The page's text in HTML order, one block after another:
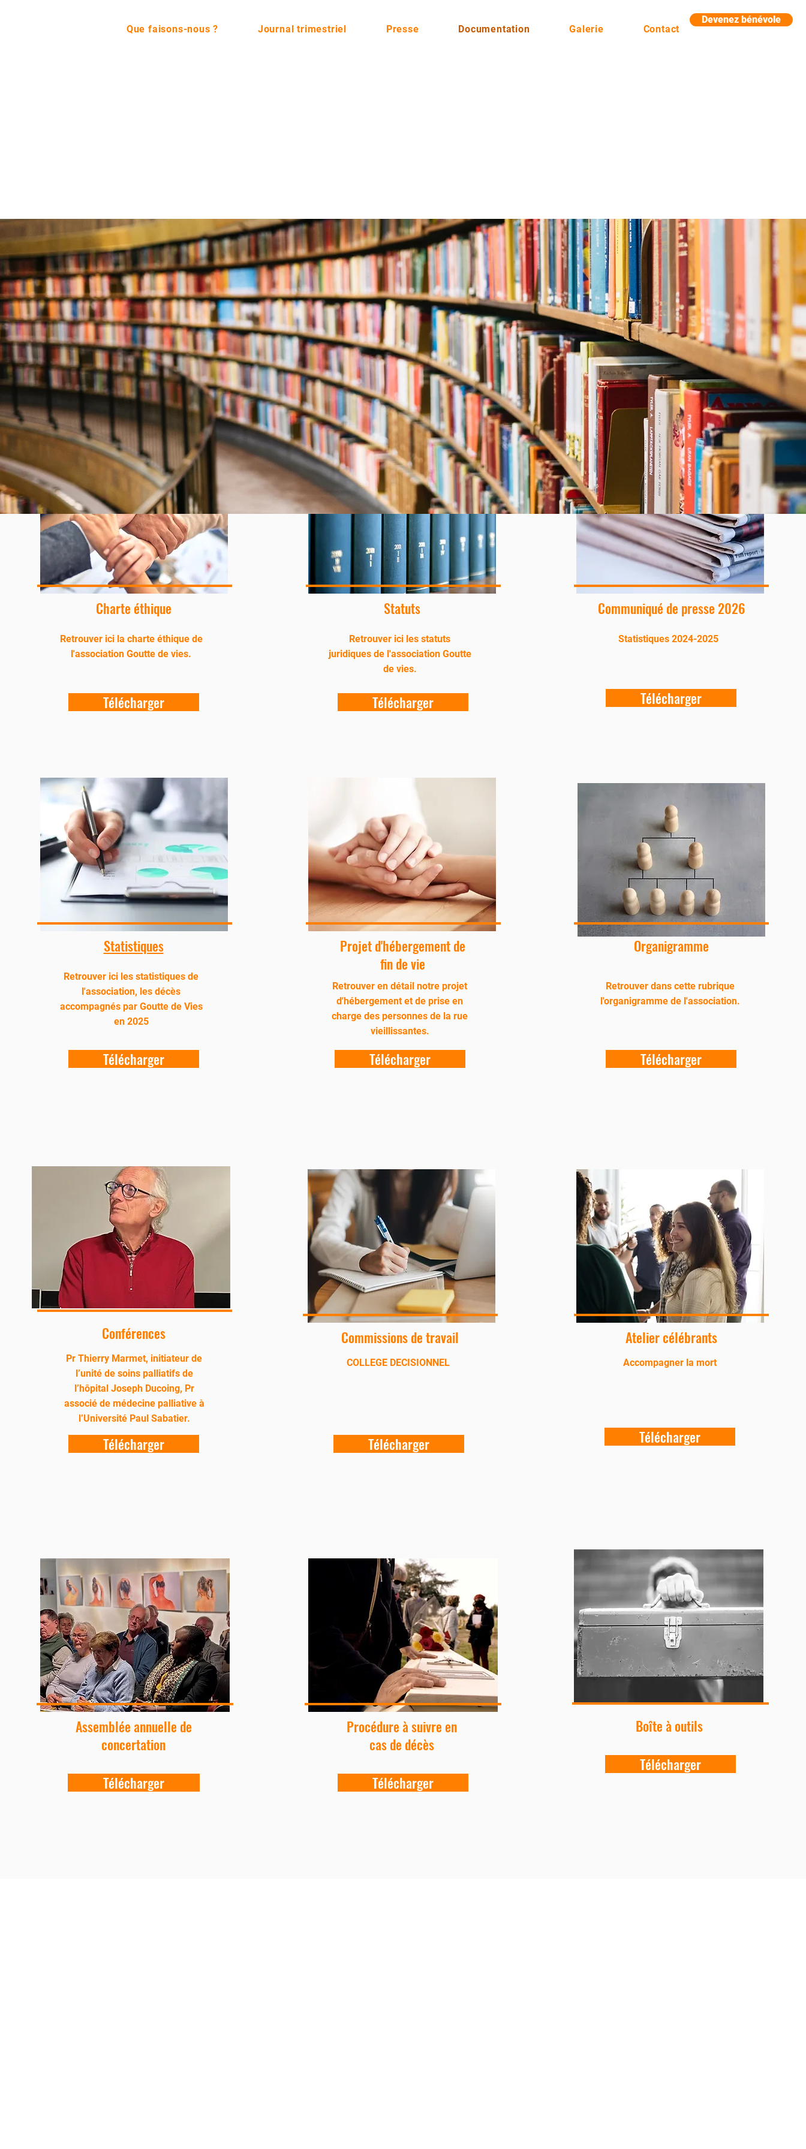
Devenez bénévole
Que faisons-nous ?
Journal trimestriel Presse Documentation Galerie Contact
Notre documentation
Nous mettons à votre disposition ici tous les documents relatifs à notre association en libre accès.
Charte éthique
Retrouver ici la charte éthique de
l'association Goutte de vies.
Télécharger
Statuts
Retrouver ici les statuts
juridiques de l'association Goutte
de vies.
Télécharger
Communiqué de presse 2026
Statistiques 2024-2025
Télécharger
Statistiques
Retrouver ici les statistiques de
l'association, ​les décès
accompagnés par Goutte de Vies
en 2025
Télécharger
Projet d'hébergement de
fin de vie
Retrouver en détail notre projet
d'hébergement et de prise en
charge des personnes de la rue
vieillissantes.
Télécharger
Organigramme
Retrouver dans cette rubrique
l'organigramme de l'association.
Télécharger
Conférences
Pr Thierry Marmet, initiateur de
l’unité de soins palliatifs de
l’hôpital Joseph Ducoing, Pr
associé de médecine palliative à
l’Université Paul Sabatier.
Télécharger
Commissions de travail
COLLEGE DECISIONNEL
Télécharger
Atelier célébrants
Accompagner la mort
Télécharger
Assemblée annuelle de
concertation
Télécharger
Procédure à suivre en
cas de décès​
Télécharger
Boîte à outils
Télécharger